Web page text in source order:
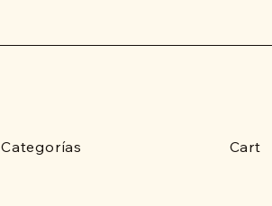
Categorías Cart